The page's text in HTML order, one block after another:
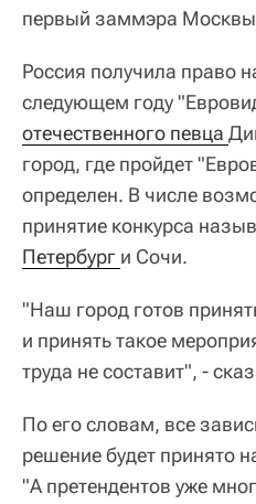
первый заммэра
Россия получила право
следующем году
отечественного певца
город, где пройдет
определен. В числе
принятие конкурса
Петербург и Сочи.
"Наш город готов
и принять такое
труда не составит", -
По его словам, все
решение будет принято
"А претендентов уже